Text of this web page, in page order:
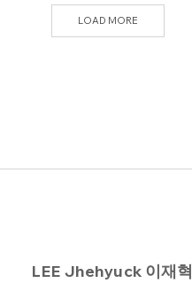
LOAD MORE
LEE Jhehyuck 이재혁